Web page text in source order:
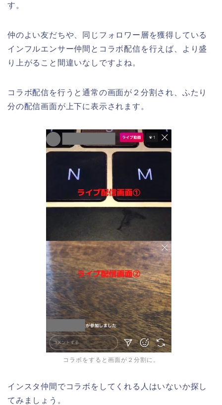
す。
仲のよい友だちや、同じフォロワー層を獲得している
インフルエンサー仲間とコラボ配信を行えば、より盛
り上がること間違いなしですよね。
コラボ配信を行うと通常の画面が２分割され、ふたり
分の配信画面が上下に表示されます。
コラボをすると画面が２分割に。
インスタ仲間でコラボをしてくれる人はいないか探し
てみましょう。